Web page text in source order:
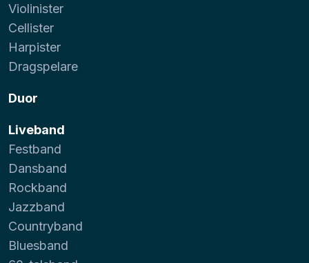
Violinister
Cellister
Harpister
Dragspelare
Duor
Liveband
Festband
Dansband
Rockband
Jazzband
Countryband
Bluesband